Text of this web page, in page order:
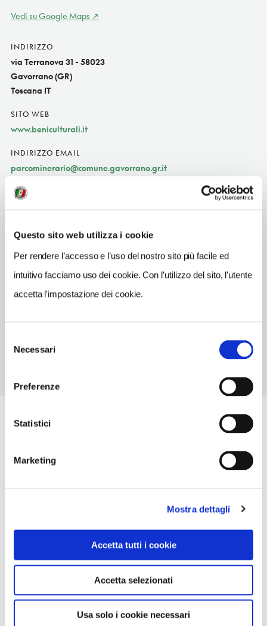
Questo sito web utilizza i cookie
Per rendere l’accesso e l’uso del nostro sito più facile ed
intuitivo facciamo uso dei cookie. Con l'utilizzo del sito, l'utente
accetta l'impostazione dei cookie.
delNecessari
Preferenze
Statistici
Marketing
Mostra dettagli
Accetta tutti i cookie
Accetta selezionati
Usa solo i cookie necessari
Vedi su Google Maps
INDIRIZZO
via Terranova 31 - 58023
Gavorrano (GR)
Toscana IT
SITO WEB
www.beniculturali.it
INDIRIZZO EMAIL
parcominerario@comune.gavorrano.gr.it
TELEFONO
ORARI DI APERTURA
giovedì chiuso; venerdì chiuso; sabato 10-13, 15-17; domenica 10-
13, 15-17; i giorni e gli orari di apertura possono subire
variazioni. Apertura/Chiusura annuale: sempre aperto